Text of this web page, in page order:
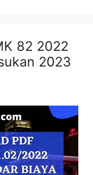
82 2022
2023